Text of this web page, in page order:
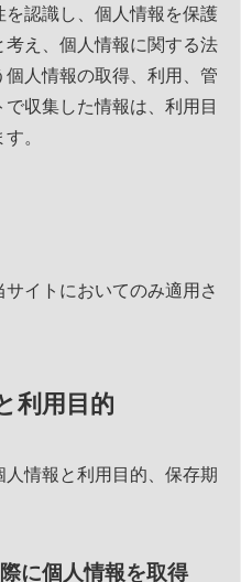
認識し、個人情報を保護
え、個人情報に関する法
人情報の取得、利用、管
収集した情報は、利用目
。
イトにおいてのみ適用さ
利用目的
情報と利用目的、保存期
に個人情報を取得